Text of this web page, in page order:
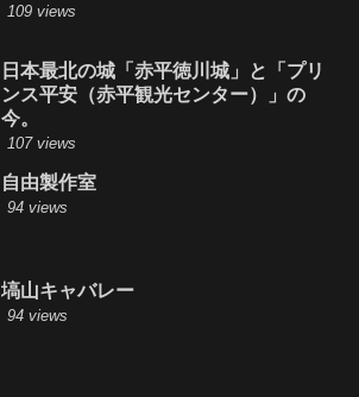
109 views
日本最北の城「赤平徳川城」と「プリ
ンス平安（赤平観光センター）」の
今。
107 views
自由製作室
94 views
塙山キャバレー
94 views